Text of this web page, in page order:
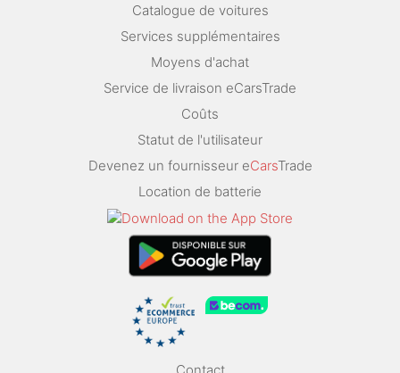
Catalogue de voitures
Services supplémentaires
Moyens d'achat
Service de livraison eCarsTrade
Coûts
Statut de l'utilisateur
Devenez un fournisseur eCarsTrade
Location de batterie